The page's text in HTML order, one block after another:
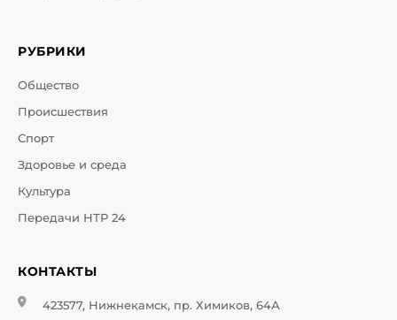
РУБРИКИ
Общество
Происшествия
Спорт
Здоровье и среда
Культура
Передачи НТР 24
КОНТАКТЫ
423577, Нижнекамск, пр. Химиков, 64А